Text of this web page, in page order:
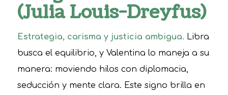
(Julia Louis-Dreyfus)
Estrategia, carisma y justicia ambigua. Libra
busca el equilibrio, y Valentina lo maneja a su
manera: moviendo hilos con diplomacia,
seducción y mente clara. Este signo brilla en